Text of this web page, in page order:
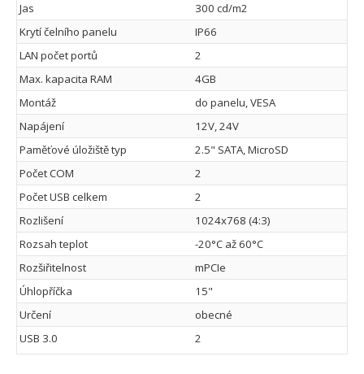
Jas
300 cd/m2
Krytí čelního panelu
IP66
LAN počet portů
2
Max. kapacita RAM
4GB
Montáž
do panelu, VESA
Napájení
12V, 24V
Paměťové úložiště typ
2.5" SATA, MicroSD
Počet COM
2
Počet USB celkem
2
Rozlišení
1024x768 (4:3)
Rozsah teplot
-20°C až 60°C
Rozšiřitelnost
mPCIe
Úhlopříčka
15"
Určení
obecné
USB 3.0
2